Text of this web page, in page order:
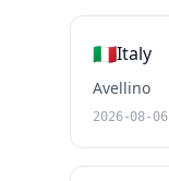
🇮🇹Italy
Avellino
2026-08-06